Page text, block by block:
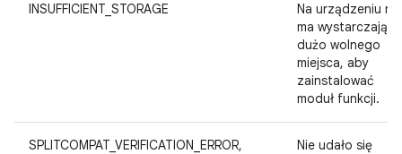
INSUFFICIENT_STORAGE
Na urządzeniu nie
ma wystarczająco
dużo wolnego
miejsca, aby
zainstalować
moduł funkcji.
SPLITCOMPAT_VERIFICATION_ERROR,
Nie udało się